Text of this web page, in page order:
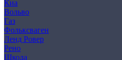
Киа
Вольво
Газ
Фольксваген
Ленд Ровер
Рено
Шкода